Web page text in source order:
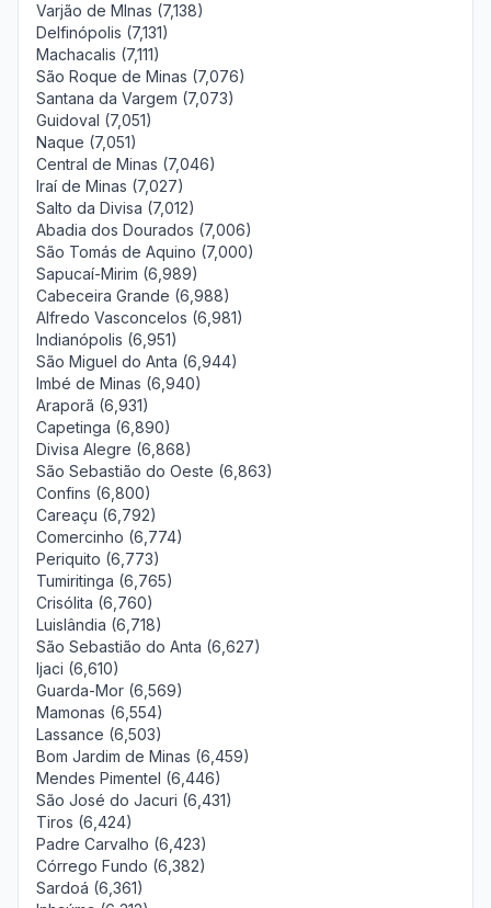
Varjão de MInas (7,138)
Delfinópolis (7,131)
Machacalis (7,111)
São Roque de Minas (7,076)
Santana da Vargem (7,073)
Guidoval (7,051)
Naque (7,051)
Central de Minas (7,046)
Iraí de Minas (7,027)
Salto da Divisa (7,012)
Abadia dos Dourados (7,006)
São Tomás de Aquino (7,000)
Sapucaí-Mirim (6,989)
Cabeceira Grande (6,988)
Alfredo Vasconcelos (6,981)
Indianópolis (6,951)
São Miguel do Anta (6,944)
Imbé de Minas (6,940)
Araporã (6,931)
Capetinga (6,890)
Divisa Alegre (6,868)
São Sebastião do Oeste (6,863)
Confins (6,800)
Careaçu (6,792)
Comercinho (6,774)
Periquito (6,773)
Tumiritinga (6,765)
Crisólita (6,760)
Luislândia (6,718)
São Sebastião do Anta (6,627)
Ijaci (6,610)
Guarda-Mor (6,569)
Mamonas (6,554)
Lassance (6,503)
Bom Jardim de Minas (6,459)
Mendes Pimentel (6,446)
São José do Jacuri (6,431)
Tiros (6,424)
Padre Carvalho (6,423)
Córrego Fundo (6,382)
Sardoá (6,361)